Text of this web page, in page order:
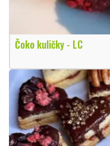
Čoko kuličky - LC